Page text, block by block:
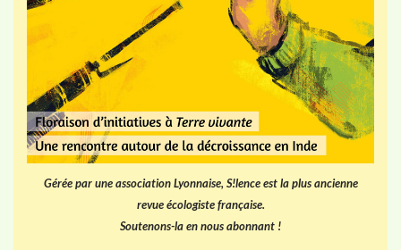
Gérée par une association Lyonnaise, S!lence est la plus ancienne
revue écologiste française.
Soutenons-la en nous abonnant !